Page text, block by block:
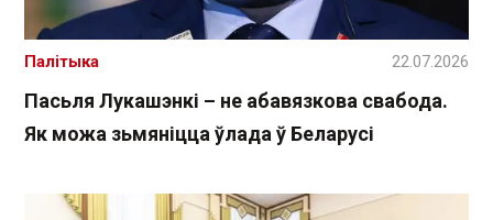
Пасьля Лукашэнкі – не абавязкова свабода.
Як можа зьмяніцца ўлада ў Беларусі
Палітыка 22.07.2026